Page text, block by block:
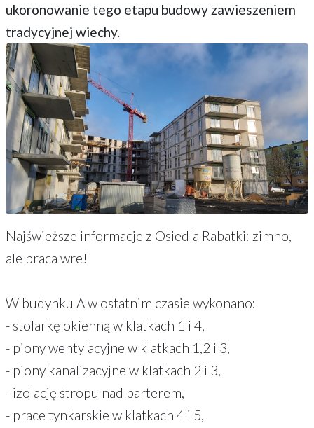
ukoronowanie tego etapu budowy zawieszeniem
tradycyjnej wiechy.
Najświeższe informacje z Osiedla Rabatki: zimno,
ale praca wre!
W budynku A w ostatnim czasie wykonano:
- stolarkę okienną w klatkach 1 i 4,
- piony wentylacyjne w klatkach 1,2 i 3,
- piony kanalizacyjne w klatkach 2 i 3,
- izolację stropu nad parterem,
- prace tynkarskie w klatkach 4 i 5,